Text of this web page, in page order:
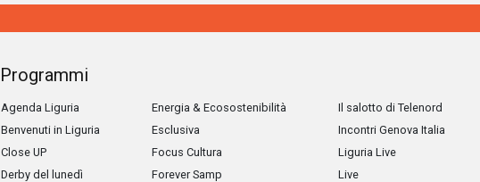
Programmi
Agenda Liguria
Benvenuti in Liguria
Close UP
Derby del lunedì
Energia & Ecosostenibilità
Esclusiva
Focus Cultura
Forever Samp
Il salotto di Telenord
Incontri Genova Italia
Liguria Live
Live